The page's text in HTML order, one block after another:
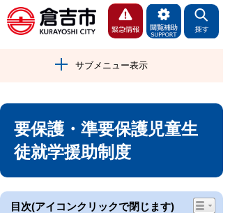
サブメニュー表示
要保護・準要保護児童生
徒就学援助制度
目次(アイコンクリックで閉じます)